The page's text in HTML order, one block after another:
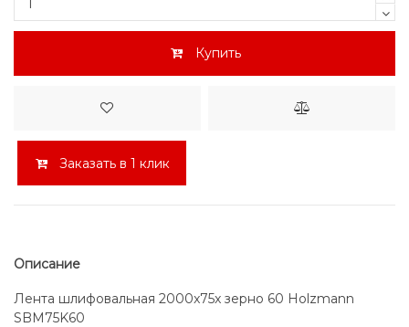
Купить
Заказать в 1 клик
Описание
Лента шлифовальная 2000x75x зерно 60 Holzmann
SBM75K60